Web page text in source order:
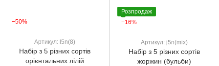
−50%
Артикул: l5n(8)
Набір з 5 різних сортів
орієнтальних лілій
Розпродаж
−16%
Артикул: j5n(mix)
Набір з 5 різних сортів
жоржин (бульби)